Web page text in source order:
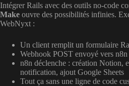
Intégrer Rails avec des outils no-code
Make ouvre des possibilités infinies.
WebNyxt :
Un client remplit un formulaire
Webhook POST envoyé vers n8n
n8n déclenche : création Notion,
notification, ajout Google Sheets
Tout ça sans une ligne de code